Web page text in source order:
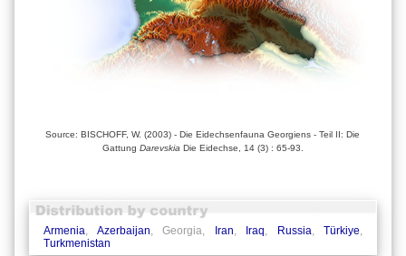
Source: BISCHOFF, W. (2003) - Die Eidechsenfauna Georgiens - Teil II: Die
Gattung Darevskia Die Eidechse, 14 (3) : 65-93.
Armenia, Azerbaijan, Georgia, Iran, Iraq, Russia, Türkiye,
Turkmenistan